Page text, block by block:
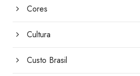
Cores
Cultura
Custo Brasil